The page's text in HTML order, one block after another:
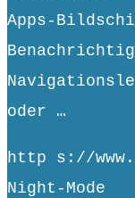
Apps-
oder …
http s://
Night-Mode